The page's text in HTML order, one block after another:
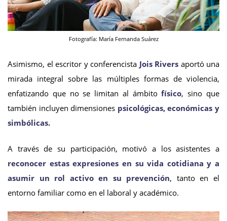
Fotografía: María Fernanda Suárez
Asimismo, el escritor y conferencista Jois Rivers aportó una
mirada integral sobre las múltiples formas de violencia,
enfatizando que no se limitan al ámbitofísico, sino que
también incluyen dimensiones psicológicas, económicas y
simbólicas.
A través de su participación, motivó a los asistentes a
reconocer estas expresiones en su vida cotidiana y a
asumir un rol activo en su prevención, tanto en el
entorno familiar como en el laboral y académico.